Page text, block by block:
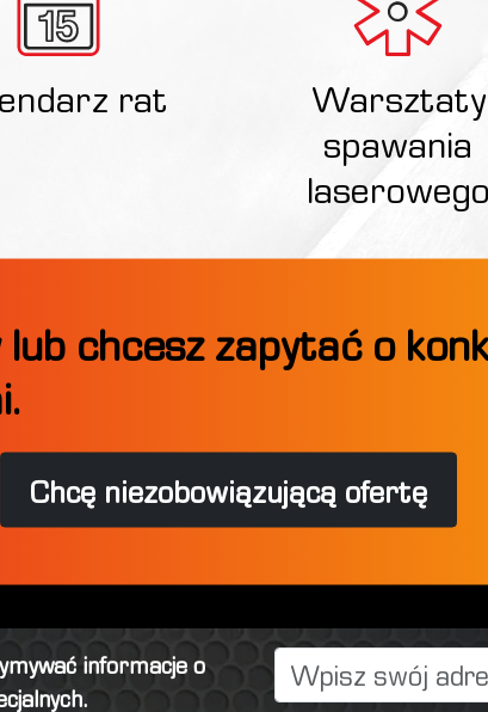
rat
Warsztaty
spawania
laserowego
chcesz zapytać o
Chcę niezobowiązującą ofertę
informacje o